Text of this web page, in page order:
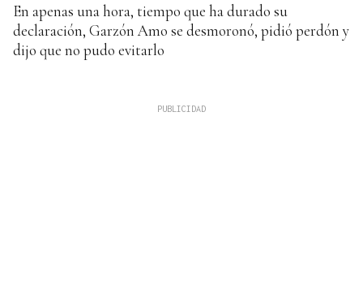
En apenas una hora, tiempo que ha durado su
declaración, Garzón Amo se desmoronó, pidió perdón y
dijo que no pudo evitarlo